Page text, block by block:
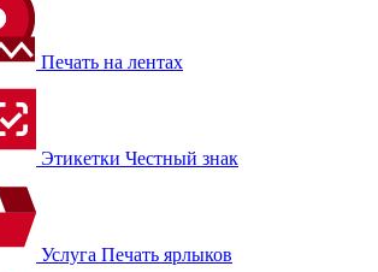
Печать на лентах
Этикетки Честный знак
Услуга Печать ярлыков